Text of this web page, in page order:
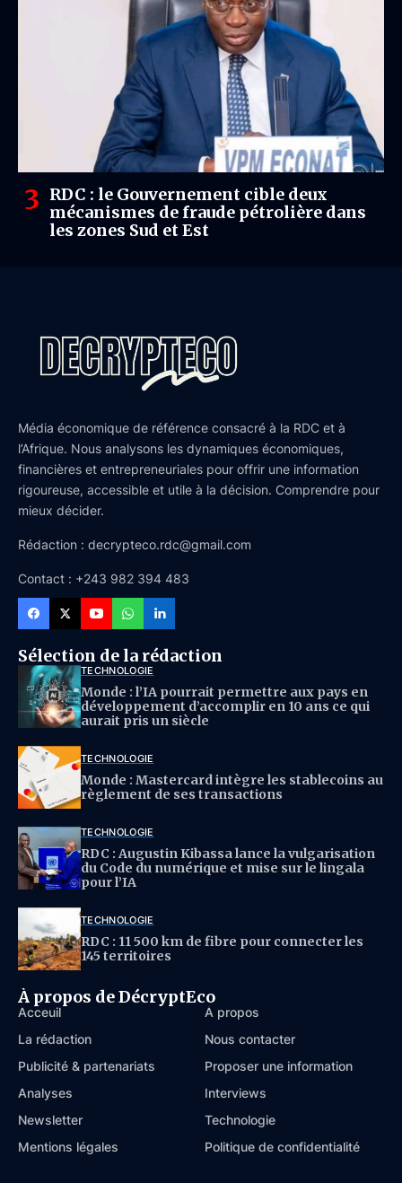
RDC : le Gouvernement cible deux
mécanismes de fraude pétrolière dans
les zones Sud et Est
Média économique de référence consacré à la RDC et à
l’Afrique. Nous analysons les dynamiques économiques,
financières et entrepreneuriales pour offrir une information
rigoureuse, accessible et utile à la décision. Comprendre pour
mieux décider.
Rédaction : decrypteco.rdc@gmail.com
Contact : +243 982 394 483
Sélection de la rédaction
TECHNOLOGIE
Monde : l’IA pourrait permettre aux pays en
développement d’accomplir en 10 ans ce qui
aurait pris un siècle
TECHNOLOGIE
Monde : Mastercard intègre les stablecoins au
règlement de ses transactions
TECHNOLOGIE
RDC : Augustin Kibassa lance la vulgarisation
du Code du numérique et mise sur le lingala
pour l’IA
TECHNOLOGIE
RDC : 11 500 km de fibre pour connecter les
145 territoires
À propos de DécryptEco
Acceuil
À propos
La rédaction
Nous contacter
Publicité & partenariats
Proposer une information
Analyses
Interviews
Newsletter
Technologie
Mentions légales
Politique de confidentialité